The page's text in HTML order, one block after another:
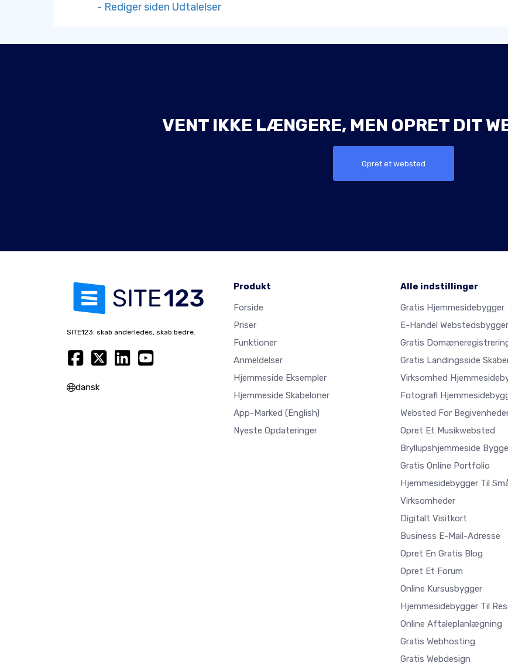
- Rediger siden Udtalelser
VENT IKKE LÆNGERE, MEN OPRET DIT
Opret et websted
SITE123: skab anderledes, skab bedre.
dansk
Produkt
Forside
Priser
Funktioner
Anmeldelser
Hjemmeside Eksempler
Hjemmeside Skabeloner
App-Marked (English)
Nyeste Opdateringer
Alle indstillinger
Gratis Hjemmesidebygger
E-Handel Webstedsbygger
Gratis
Gratis Landingsside
Virksomhed
Fotografi
Websted For
Opret Et Musikwebsted
Bryllupshjemmeside
Gratis Online Portfolio
Hjemmesidebygger Til
Virksomheder
Digitalt Visitkort
Business E-Mail-Adresse
Opret En Gratis Blog
Opret Et Forum
Online Kursusbygger
Hjemmesidebygger Til
Online Aftaleplanlægning
Gratis Webhosting
Gratis Webdesign